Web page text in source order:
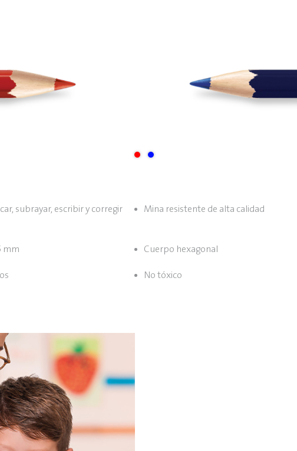
subrayar, escribir y corregir
Mina resistente de alta calidad
mm Cuerpo hexagonal
No tóxico